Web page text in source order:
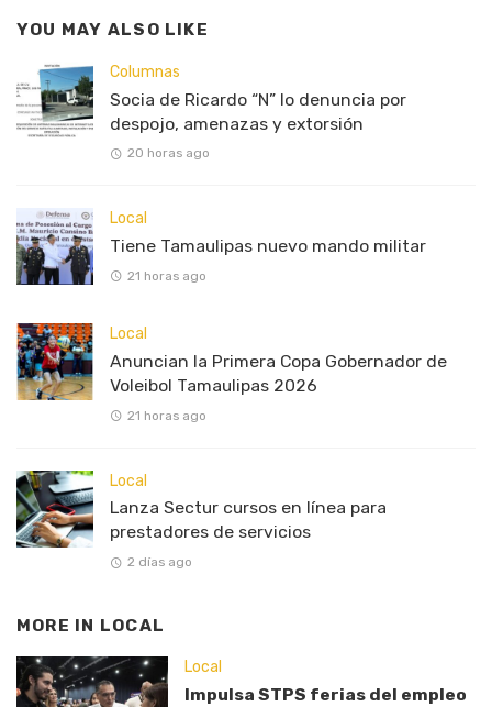
YOU MAY ALSO LIKE
Columnas
Socia de Ricardo “N” lo denuncia por
despojo, amenazas y extorsión
20 horas ago
Local
Tiene Tamaulipas nuevo mando militar
21 horas ago
Local
Anuncian la Primera Copa Gobernador de
Voleibol Tamaulipas 2026
21 horas ago
Local
Lanza Sectur cursos en línea para
prestadores de servicios
2 días ago
MORE IN LOCAL
Local
Impulsa STPS ferias del empleo